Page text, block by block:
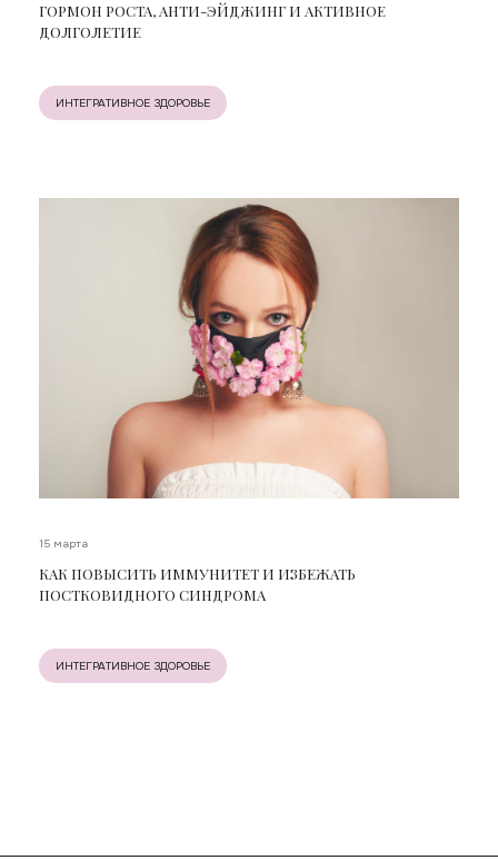
ГОРМОН РОСТА, АНТИ-ЭЙДЖИНГ И АКТИВНОЕ
ДОЛГОЛЕТИЕ
ИНТЕГРАТИВНОЕ ЗДОРОВЬЕ
15 марта
КАК ПОВЫСИТЬ ИММУНИТЕТ И ИЗБЕЖАТЬ
ПОСТКОВИДНОГО СИНДРОМА
ИНТЕГРАТИВНОЕ ЗДОРОВЬЕ